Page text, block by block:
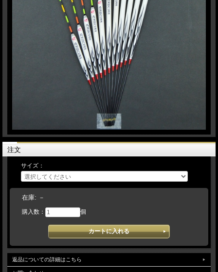
注文
サイズ：
在庫: －
購入数： 個
返品についての詳細はこちら